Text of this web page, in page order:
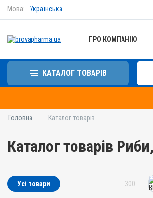
Мова: Українська
ПРО КОМПАНІЮ
КАТАЛОГ ТОВАРІВ
Головна Каталог товарів
Каталог товарів
Усі товари 300